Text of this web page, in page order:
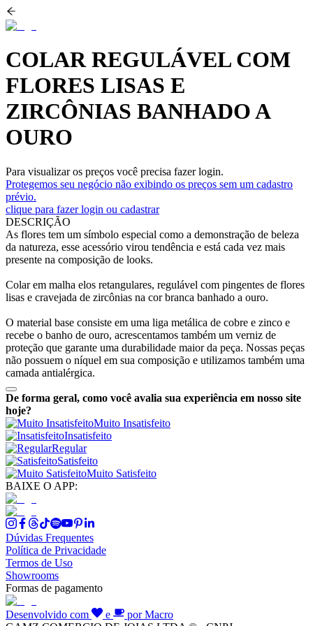
COLAR REGULÁVEL COM
FLORES LISAS E
ZIRCÔNIAS BANHADO A
OURO
Para visualizar os preços você precisa fazer login.
Protegemos seu negócio não exibindo os preços sem um cadastro
prévio.
clique para fazer login ou cadastrar
DESCRIÇÃO
As flores tem um símbolo especial como a demonstração de beleza
da natureza, esse acessório virou tendência e está cada vez mais
presente na composição de looks.
Colar em malha elos retangulares, regulável com pingentes de flores
lisas e cravejada de zircônias na cor branca banhado a ouro.
O material base consiste em uma liga metálica de cobre e zinco e
recebe o banho de ouro, acrescentamos também um verniz de
proteção que garante uma durabilidade maior da peça. Nossas peças
não possuem o níquel em sua composição e utilizamos também uma
camada antialérgica.
De forma geral, como você avalia sua experiência em nosso site
hoje?
Muito Insatisfeito
Insatisfeito
Regular
Satisfeito
Muito Satisfeito
BAIXE O APP:
Dúvidas Frequentes
Política de Privacidade
Termos de Uso
Showrooms
Formas de pagamento
Desenvolvido com e
por Macro